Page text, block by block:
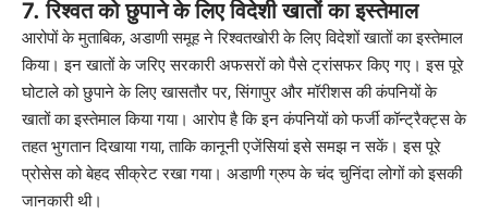
7. रिश्वत को छुपाने के लिए विदेशी खातों का इस्तेमाल
आरोपों के मुताबिक, अडाणी समूह ने रिश्वतखोरी के लिए विदेशों खातों का इस्तेमाल
किया। इन खातों के जरिए सरकारी अफसरों को पैसे ट्रांसफर किए गए। इस पूरे
घोटाले को छुपाने के लिए खासतौर पर, सिंगापुर और मॉरीशस की कंपनियों के
खातों का इस्तेमाल किया गया। आरोप है कि इन कंपनियों को फर्जी कॉन्ट्रैक्ट्स के
तहत भुगतान दिखाया गया, ताकि कानूनी एजेंसियां इसे समझ न सकें। इस पूरे
प्रोसेस को बेहद सीक्रेट रखा गया। अडाणी ग्रुप के चंद चुनिंदा लोगों को इसकी
जानकारी थी।